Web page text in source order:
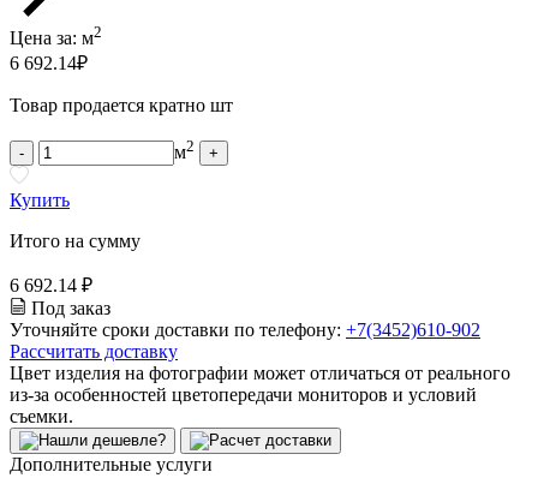
Цена за: м2
6 692.14₽
Товар продается кратно шт
- м2 +
Купить
Итого на сумму
6 692.14 ₽
Под заказ
Уточняйте сроки доставки по телефону: +7(3452)610-902
Рассчитать доставку
Цвет изделия на фотографии может отличаться от реального
из-за особенностей цветопередачи мониторов и условий
съемки.
Дополнительные услуги